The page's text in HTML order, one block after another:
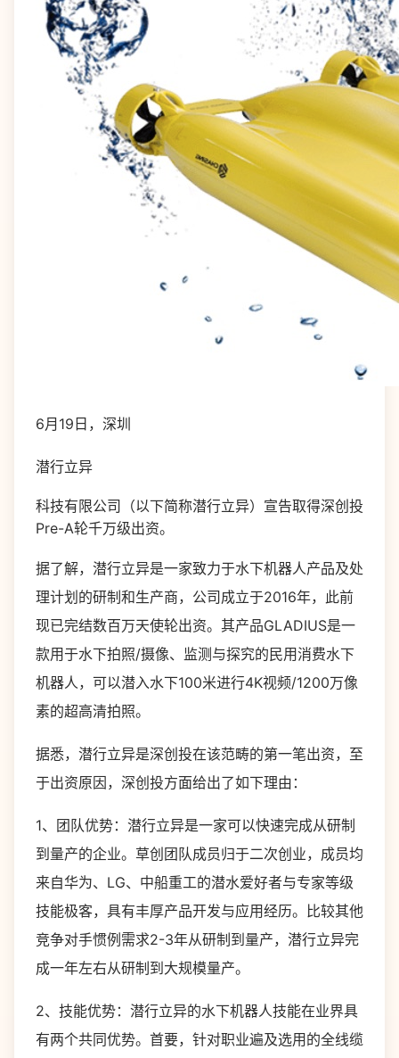
6月19日，深圳
潜行立异
科技有限公司（以下简称潜行立异）宣告取得深创投
Pre-A轮千万级出资。
据了解，潜行立异是一家致力于水下机器人产品及处
理计划的研制和生产商，公司成立于2016年，此前
现已完结数百万天使轮出资。其产品GLADIUS是一
款用于水下拍照/摄像、监测与探究的民用消费水下
机器人，可以潜入水下100米进行4K视频/1200万像
素的超高清拍照。
据悉，潜行立异是深创投在该范畴的第一笔出资，至
于出资原因，深创投方面给出了如下理由：
1、团队优势：潜行立异是一家可以快速完成从研制
到量产的企业。草创团队成员归于二次创业，成员均
来自华为、LG、中船重工的潜水爱好者与专家等级
技能极客，具有丰厚产品开发与应用经历。比较其他
竞争对手惯例需求2-3年从研制到量产，潜行立异完
成一年左右从研制到大规模量产。
2、技能优势：潜行立异的水下机器人技能在业界具
有两个共同优势。首要，针对职业遍及选用的全线缆